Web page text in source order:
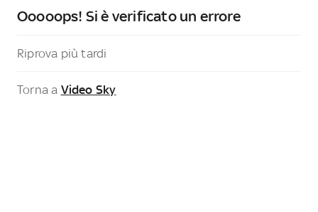
Ooooops! Si è verificato un errore
Riprova più tardi
Torna a Video Sky